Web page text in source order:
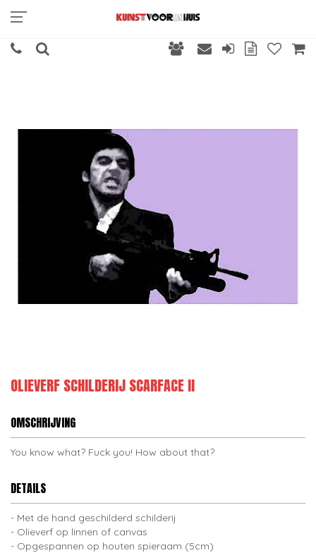
OLIEVERF SCHILDERIJ SCARFACE II
OMSCHRIJVING
You know what? Fuck you! How about that?
DETAILS
Met de hand geschilderd schilderij
Olieverf op linnen of canvas
Opgespannen op houten spieraam (5cm)